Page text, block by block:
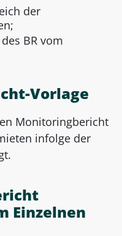
der
BR vom
Vorlage
Monitoringbericht
infolge der
Einzelnen